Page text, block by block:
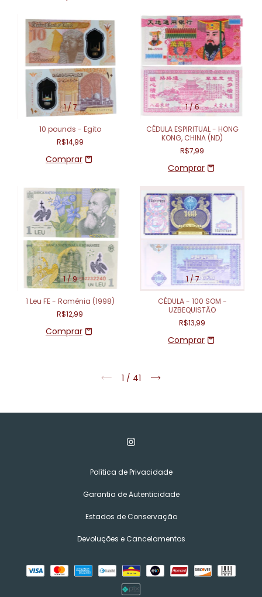
1/7
10 pounds - Egito
R$14,99
1/6
CÉDULA ESPIRITUAL - HONG
KONG, CHINA (ND)
R$7,99
1/9
1 Leu FE - Romênia (1998)
R$12,99
1/7
CÉDULA - 100 SOM -
UZBEQUISTÃO
R$13,99
1 / 41
Política de Privacidade
Garantia de Autenticidade
Estados de Conservação
Devoluções e Cancelamentos